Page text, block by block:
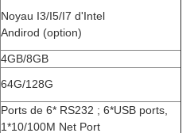
Noyau I3/I5/I7 d'Intel
Andirod (option)
4GB/8GB
64G/128G
Ports de 6* RS232 ; 6*USB ports,
1*10/100M Net Port